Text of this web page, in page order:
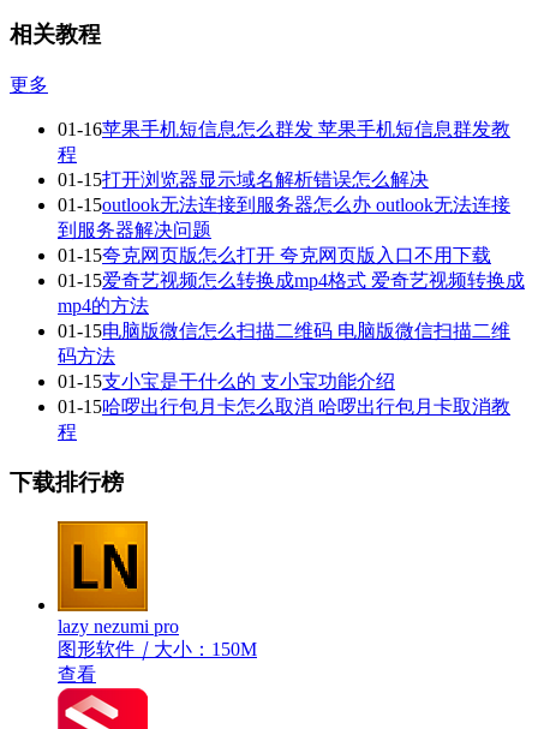
相关教程
更多
01-16苹果手机短信息怎么群发 苹果手机短信息群发教
程
01-15打开浏览器显示域名解析错误怎么解决
01-15outlook无法连接到服务器怎么办 outlook无法连接
到服务器解决问题
01-15夸克网页版怎么打开 夸克网页版入口不用下载
01-15爱奇艺视频怎么转换成mp4格式 爱奇艺视频转换成
mp4的方法
01-15电脑版微信怎么扫描二维码 电脑版微信扫描二维
码方法
01-15支小宝是干什么的 支小宝功能介绍
01-15哈啰出行包月卡怎么取消 哈啰出行包月卡取消教
程
下载排行榜
lazy nezumi pro
图形软件 ｜ 大小：150M
查看